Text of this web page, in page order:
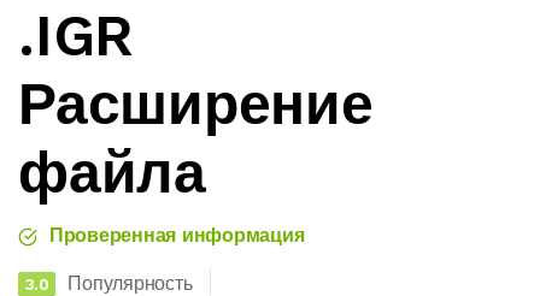
.IGR
Расширение
файла
Проверенная информация
3.0
Популярность